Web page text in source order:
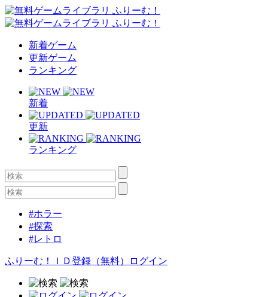
新着ゲーム
更新ゲーム
ランキング
新着
更新
ランキング
#ホラー
#探索
#レトロ
ふりーむ！ＩＤ登録（無料） ログイン